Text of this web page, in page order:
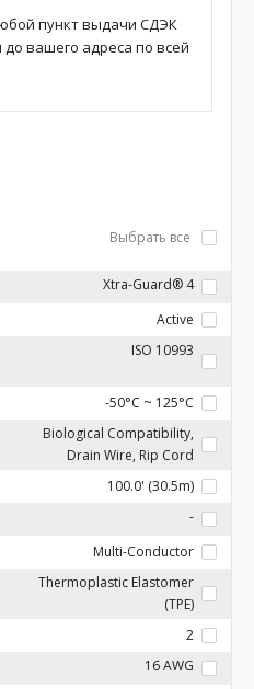
пункт выдачи СДЭК
вашего адреса по всей
Выбрать все
Xtra-Guard® 4
Active
ISO 10993
-50°C ~ 125°C
Biological Compatibility,
Drain Wire, Rip Cord
100.0' (30.5m)
-
Multi-Conductor
Thermoplastic Elastomer
(TPE)
2
16 AWG